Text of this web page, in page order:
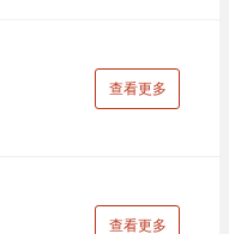
查看更多
查看更多